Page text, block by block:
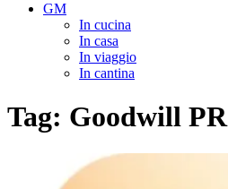
GM
In cucina
In casa
In viaggio
In cantina
Tag: Goodwill PR